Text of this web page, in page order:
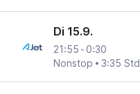
Di 15.9.
21:55 - 0:30
Nonstop
3:35